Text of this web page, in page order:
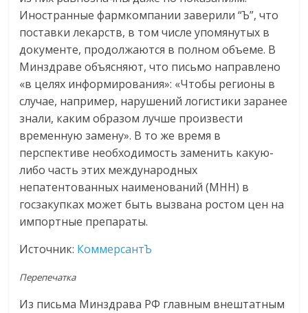
как
Сеть
меняет
жизнь
людей
обсудить
эти
изменения
читателем.
Иностранные фармкомпании заверили “Ъ”, что
поставки лекарств, в том числе упомянутых в
документе, продолжаются в полном объеме. В
Минздраве объясняют, что письмо направлено
«в целях информирования»: «Чтобы регионы в
случае, например, нарушений логистики заранее
знали, каким образом лучше произвести
временную замену». В то же время в
перспективе необходимость заменить какую-
либо часть этих международных
непатентованных наименований (МНН) в
госзакупках может быть вызвана ростом цен на
импортные препараты.
Источник: КоммерсантЪ
Перепечатка
Из письма Минздрава РФ главным внештатным